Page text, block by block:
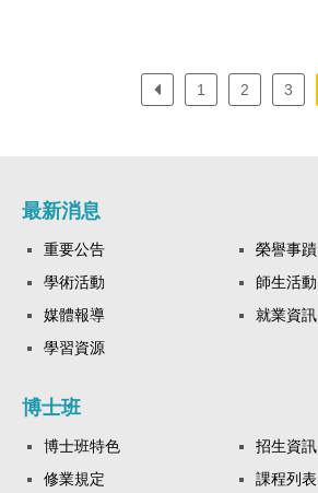
1 2 3
最新消息
重要公告
榮譽事蹟
學術活動
師生活動
媒體報導
就業資訊
學習資源
博士班
博士班特色
招生資訊
修業規定
課程列表